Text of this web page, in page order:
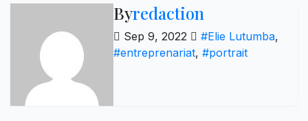
Byredaction
Sep 9, 2022 #Elie Lutumba,
#entreprenariat, #portrait